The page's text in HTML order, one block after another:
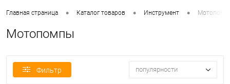
Главная страница • Каталог товаров • Инструмент •
Мотопомпы
Фильтр популярности